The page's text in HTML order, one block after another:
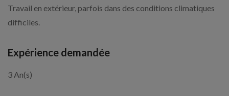
Travail en extérieur, parfois dans des conditions climatiques
difficiles.
Expérience demandée
3 An(s)